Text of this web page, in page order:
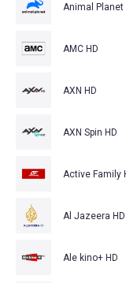
Animal Planet
AMC HD
AXN HD
AXN Spin HD
Active Family
Al Jazeera HD
Ale kino+ HD